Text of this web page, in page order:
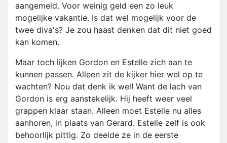
aangemeld. Voor weinig geld een zo leuk
mogelijke vakantie. Is dat wel mogelijk voor de
twee diva's? Je zou haast denken dat dit niet goed
kan komen.
Maar toch lijken Gordon en Estelle zich aan te
kunnen passen. Alleen zit de kijker hier wel op te
wachten? Nou dat denk ik wel! Want de lach van
Gordon is erg aanstekelijk. Hij heeft weer veel
grappen klaar staan. Alleen moet Estelle nu alles
aanhoren, in plaats van Gerard. Estelle zelf is ook
behoorlijk pittig. Zo deelde ze in de eerste